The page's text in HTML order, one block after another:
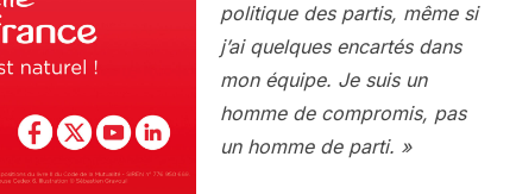
politique des partis, même si
j’ai quelques encartés dans
mon équipe. Je suis un
homme de compromis, pas
un homme de parti. »